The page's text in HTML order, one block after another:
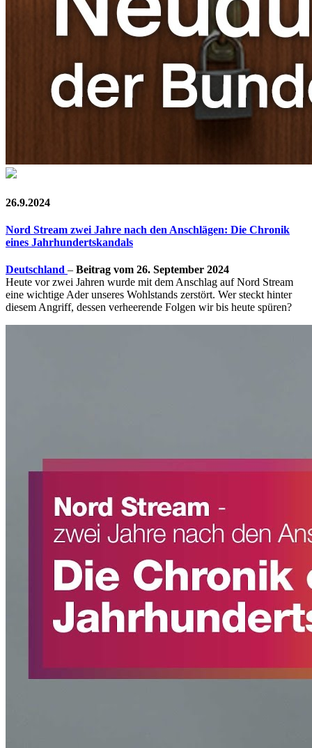
26.9.2024
Nord Stream zwei Jahre nach den Anschlägen: Die Chronik
eines Jahrhundertskandals
Deutschland – Beitrag vom 26. September 2024
Heute vor zwei Jahren wurde mit dem Anschlag auf Nord Stream
eine wichtige Ader unseres Wohlstands zerstört. Wer steckt hinter
diesem Angriff, dessen verheerende Folgen wir bis heute spüren?